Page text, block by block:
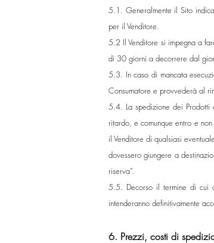
5.1. Generalmente il Sito
per il Venditore.
5.2 Il Venditore si impegna a
di 30 giorni a decorrere dal
5.3. In caso di mancata
Consumatore e provvederà al
5.4. La spedizione dei Prodotti
ritardo, e comunque entro e
il Venditore di qualsiasi
dovessero giungere a
riserva”.
5.5. Decorso il termine di cui
intenderanno definitivamente
6. Prezzi, costi di